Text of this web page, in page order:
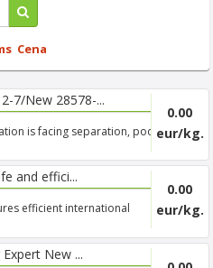
Cena
7/New 28578-...
is facing separation, poor
0.00
eur/kg.
and effici...
efficient international
0.00
eur/kg.
New ...